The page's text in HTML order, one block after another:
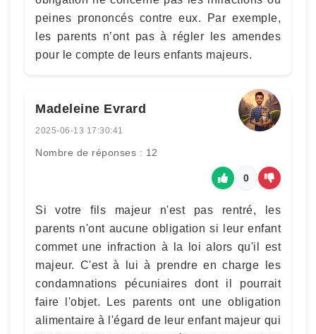
peines prononcés contre eux. Par exemple,
les parents n’ont pas à régler les amendes
pour le compte de leurs enfants majeurs.
Madeleine Evrard
2025-06-13 17:30:41
Nombre de réponses : 12
0
Si votre fils majeur n'est pas rentré, les
parents n'ont aucune obligation si leur enfant
commet une infraction à la loi alors qu'il est
majeur. C'est à lui à prendre en charge les
condamnations pécuniaires dont il pourrait
faire l'objet. Les parents ont une obligation
alimentaire à l'égard de leur enfant majeur qui